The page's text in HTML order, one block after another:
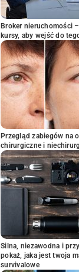
Broker nieruchomości
kursy, aby wejść do
Przegląd zabiegów na
chirurgiczne i
Silna, niezawodna i
pokaż, jaka jest twoja
survivalowe